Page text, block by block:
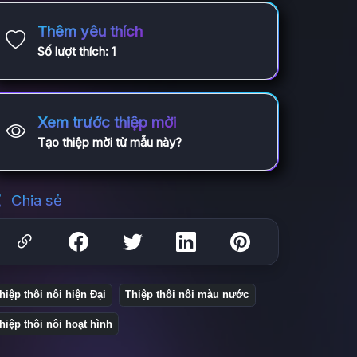
Thêm yêu thích
Số lượt thích: 1
Xem trước thiệp mời
Tạo thiệp mời từ mẫu này?
Chia sẻ
thôi nôi hiện Đại Thiệp thôi nôi màu nước
thôi nôi hoạt hình